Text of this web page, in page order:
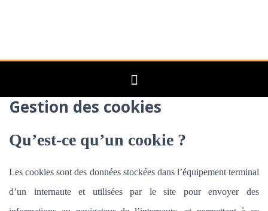
Gestion des cookies
Qu’est-ce qu’un cookie ?
Les cookies sont des données stockées dans l’équipement terminal
d’un internaute et utilisées par le site pour envoyer des